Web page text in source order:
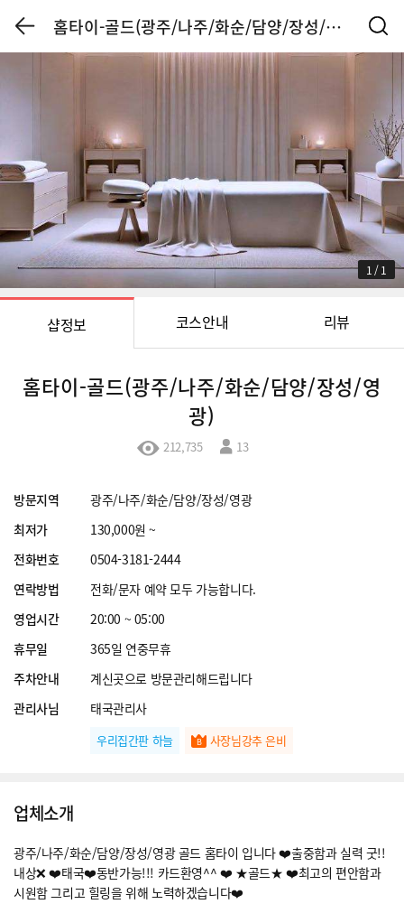
홈타이-골드(광주/나주/화순/담양/장성/영광)
1 /1
샵정보 코스안내 리뷰
홈타이-골드(광주/나주/화순/담양/장성/영
광)
212,735 13
방문지역
광주/나주/화순/담양/장성/영광
최저가
130,000원 ~
전화번호
0504-3181-2444
연락방법
전화/문자 예약 모두 가능합니다.
영업시간
20:00 ~ 05:00
휴무일
365일 연중무휴
주차안내
계신곳으로 방문관리해드립니다
관리사님
태국관리사
우리집간판 하늘 사장님강추 은비
업체소개
광주/나주/화순/담양/장성/영광 골드 홈타이 입니다 ❤️출중함과 실력 굿!!
내상❌ ❤️태국❤️동반가능!!! 카드환영^^ ❤️ ★골드★ ❤️최고의 편안함과
시원함 그리고 힐링을 위해 노력하겠습니다❤️